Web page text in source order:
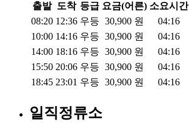
출발 도착 등급 요금(어른) 소요시간
08:20 12:36 우등 30,900 원
04:16
10:00 14:16 우등 30,900 원
04:16
14:00 18:16 우등 30,900 원
04:16
15:50 20:06 우등 30,900 원
04:16
18:45 23:01 우등 30,900 원 04:16
일직정류소